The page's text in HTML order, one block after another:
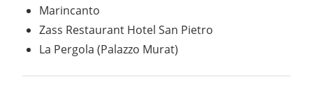
Marincanto
Zass Restaurant Hotel San Pietro
La Pergola (Palazzo Murat)